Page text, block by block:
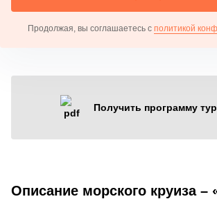
Продолжая, вы соглашаетесь с политикой
Получить программу
Описание морского круиза –